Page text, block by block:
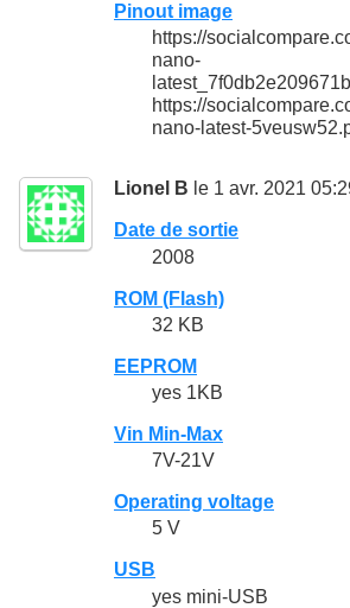
Pinout image
https://
nano-
https://
nano-latest-
Lionel B le 1 avr. 2021
Date de sortie
2008
ROM (Flash)
32 KB
EEPROM
yes 1KB
Vin Min-Max
7V-21V
Operating voltage
5 V
USB
yes mini-USB